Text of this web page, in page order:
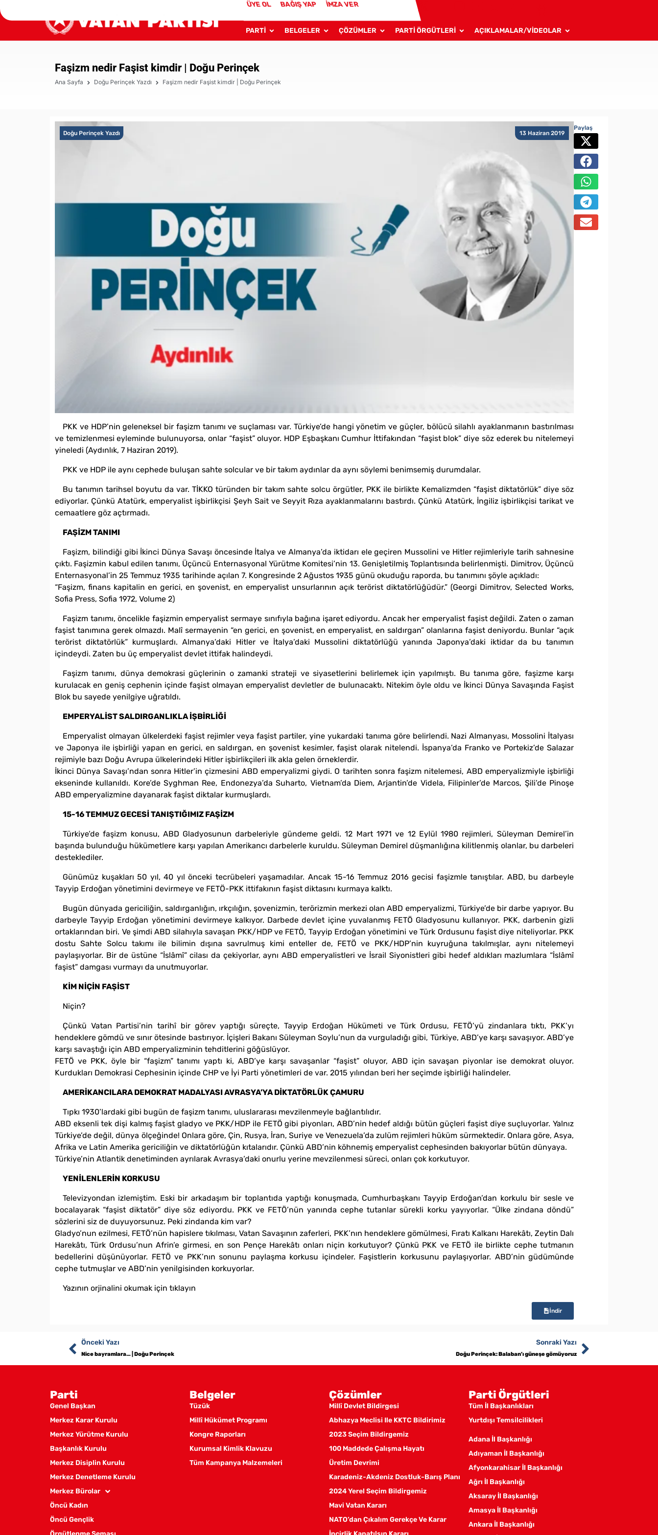
ÜYE OL BAĞIŞ YAP İMZA VER
PARTİ BELGELER ÇÖZÜMLER PARTİ ÖRGÜTLERİ AÇIKLAMALAR/VİDEOLAR
Faşizm nedir Faşist kimdir | Doğu Perinçek
Ana Sayfa Doğu Perinçek Yazdı Faşizm nedir Faşist kimdir | Doğu Perinçek
13 Haziran 2019
Doğu Perinçek Yazdı
PKK ve HDP’nin geleneksel bir faşizm tanımı ve suçlaması var. Türkiye’de hangi yönetim ve güçler, bölücü silahlı ayaklanmanın bastırılması
ve temizlenmesi eyleminde bulunuyorsa, onlar “faşist” oluyor. HDP Eşbaşkanı Cumhur İttifakından “faşist blok” diye söz ederek bu nitelemeyi
yineledi (Aydınlık, 7 Haziran 2019).
PKK ve HDP ile aynı cephede buluşan sahte solcular ve bir takım aydınlar da aynı söylemi benimsemiş durumdalar.
Bu tanımın tarihsel boyutu da var. TİKKO türünden bir takım sahte solcu örgütler, PKK ile birlikte Kemalizmden “faşist diktatörlük” diye söz
ediyorlar. Çünkü Atatürk, emperyalist işbirlikçisi Şeyh Sait ve Seyyit Rıza ayaklanmalarını bastırdı. Çünkü Atatürk, İngiliz işbirlikçisi tarikat ve
cemaatlere göz açtırmadı.
FAŞİZM TANIMI
Faşizm, bilindiği gibi İkinci Dünya Savaşı öncesinde İtalya ve Almanya’da iktidarı ele geçiren Mussolini ve Hitler rejimleriyle tarih sahnesine
çıktı. Faşizmin kabul edilen tanımı, Üçüncü Enternasyonal Yürütme Komitesi’nin 13. Genişletilmiş Toplantısında belirlenmişti. Dimitrov, Üçüncü
Enternasyonal’in 25 Temmuz 1935 tarihinde açılan 7. Kongresinde 2 Ağustos 1935 günü okuduğu raporda, bu tanımını şöyle açıkladı:
“Faşizm, finans kapitalin en gerici, en şovenist, en emperyalist unsurlarının açık terörist diktatörlüğüdür.” (Georgi Dimitrov, Selected Works,
Sofia Press, Sofia 1972, Volume 2)
Faşizm tanımı, öncelikle faşizmin emperyalist sermaye sınıfıyla bağına işaret ediyordu. Ancak her emperyalist faşist değildi. Zaten o zaman
faşist tanımına gerek olmazdı. Malî sermayenin “en gerici, en şovenist, en emperyalist, en saldırgan” olanlarına faşist deniyordu. Bunlar “açık
terörist diktatörlük” kurmuşlardı. Almanya’daki Hitler ve İtalya’daki Mussolini diktatörlüğü yanında Japonya’daki iktidar da bu tanımın
içindeydi. Zaten bu üç emperyalist devlet ittifak halindeydi.
Faşizm tanımı, dünya demokrasi güçlerinin o zamanki strateji ve siyasetlerini belirlemek için yapılmıştı. Bu tanıma göre, faşizme karşı
kurulacak en geniş cephenin içinde faşist olmayan emperyalist devletler de bulunacaktı. Nitekim öyle oldu ve İkinci Dünya Savaşında Faşist
Blok bu sayede yenilgiye uğratıldı.
EMPERYALİST SALDIRGANLIKLA İŞBİRLİĞİ
Emperyalist olmayan ülkelerdeki faşist rejimler veya faşist partiler, yine yukardaki tanıma göre belirlendi. Nazi Almanyası, Mossolini İtalyası
ve Japonya ile işbirliği yapan en gerici, en saldırgan, en şovenist kesimler, faşist olarak nitelendi. İspanya’da Franko ve Portekiz’de Salazar
rejimiyle bazı Doğu Avrupa ülkelerindeki Hitler işbirlikçileri ilk akla gelen örneklerdir.
İkinci Dünya Savaşı’ndan sonra Hitler’in çizmesini ABD emperyalizmi giydi. O tarihten sonra faşizm nitelemesi, ABD emperyalizmiyle işbirliği
ekseninde kullanıldı. Kore’de Syghman Ree, Endonezya’da Suharto, Vietnam’da Diem, Arjantin’de Videla, Filipinler’de Marcos, Şili’de Pinoşe
ABD emperyalizmine dayanarak faşist diktalar kurmuşlardı.
15-16 TEMMUZ GECESİ TANIŞTIĞIMIZ FAŞİZM
Türkiye’de faşizm konusu, ABD Gladyosunun darbeleriyle gündeme geldi. 12 Mart 1971 ve 12 Eylül 1980 rejimleri, Süleyman Demirel’in
başında bulunduğu hükümetlere karşı yapılan Amerikancı darbelerle kuruldu. Süleyman Demirel düşmanlığına kilitlenmiş olanlar, bu darbeleri
desteklediler.
Günümüz kuşakları 50 yıl, 40 yıl önceki tecrübeleri yaşamadılar. Ancak 15-16 Temmuz 2016 gecisi faşizmle tanıştılar. ABD, bu darbeyle
Tayyip Erdoğan yönetimini devirmeye ve FETÖ-PKK ittifakının faşist diktasını kurmaya kalktı.
Bugün dünyada gericiliğin, saldırganlığın, ırkçılığın, şovenizmin, terörizmin merkezi olan ABD emperyalizmi, Türkiye’de bir darbe yapıyor. Bu
darbeyle Tayyip Erdoğan yönetimini devirmeye kalkıyor. Darbede devlet içine yuvalanmış FETÖ Gladyosunu kullanıyor. PKK, darbenin gizli
ortaklarından biri. Ve şimdi ABD silahıyla savaşan PKK/HDP ve FETÖ, Tayyip Erdoğan yönetimini ve Türk Ordusunu faşist diye niteliyorlar. PKK
dostu Sahte Solcu takımı ile bilimin dışına savrulmuş kimi enteller de, FETÖ ve PKK/HDP’nin kuyruğuna takılmışlar, aynı nitelemeyi
paylaşıyorlar. Bir de üstüne “İslâmî” cilası da çekiyorlar, aynı ABD emperyalistleri ve İsrail Siyonistleri gibi hedef aldıkları mazlumlara “İslâmî
faşist” damgası vurmayı da unutmuyorlar.
KİM NİÇİN FAŞİST
Niçin?
Çünkü Vatan Partisi’nin tarihî bir görev yaptığı süreçte, Tayyip Erdoğan Hükümeti ve Türk Ordusu, FETÖ’yü zindanlara tıktı, PKK’yı
hendeklere gömdü ve sınır ötesinde bastırıyor. İçişleri Bakanı Süleyman Soylu’nun da vurguladığı gibi, Türkiye, ABD’ye karşı savaşıyor. ABD’ye
karşı savaştığı için ABD emperyalizminin tehditlerini göğüslüyor.
FETÖ ve PKK, öyle bir “faşizm” tanımı yaptı ki, ABD’ye karşı savaşanlar “faşist” oluyor, ABD için savaşan piyonlar ise demokrat oluyor.
Kurdukları Demokrasi Cephesinin içinde CHP ve İyi Parti yönetimleri de var. 2015 yılından beri her seçimde işbirliği halindeler.
AMERİKANCILARA DEMOKRAT MADALYASI AVRASYA’YA DİKTATÖRLÜK ÇAMURU
Tıpkı 1930’lardaki gibi bugün de faşizm tanımı, uluslararası mevzilenmeyle bağlantılıdır.
ABD eksenli tek dişi kalmış faşist gladyo ve PKK/HDP ile FETÖ gibi piyonları, ABD’nin hedef aldığı bütün güçleri faşist diye suçluyorlar. Yalnız
Türkiye’de değil, dünya ölçeğinde! Onlara göre, Çin, Rusya, İran, Suriye ve Venezuela’da zulüm rejimleri hüküm sürmektedir. Onlara göre, Asya,
Afrika ve Latin Amerika gericiliğin ve diktatörlüğün kıtalarıdır. Çünkü ABD’nin köhnemiş emperyalist cephesinden bakıyorlar bütün dünyaya.
Türkiye’nin Atlantik denetiminden ayrılarak Avrasya’daki onurlu yerine mevzilenmesi süreci, onları çok korkutuyor.
YENİLENLERİN KORKUSU
Televizyondan izlemiştim. Eski bir arkadaşım bir toplantıda yaptığı konuşmada, Cumhurbaşkanı Tayyip Erdoğan’dan korkulu bir sesle ve
bocalayarak “faşist diktatör” diye söz ediyordu. PKK ve FETÖ’nün yanında cephe tutanlar sürekli korku yayıyorlar. “Ülke zindana döndü”
sözlerini siz de duyuyorsunuz. Peki zindanda kim var?
Gladyo’nun ezilmesi, FETÖ’nün hapislere tıkılması, Vatan Savaşının zaferleri, PKK’nın hendeklere gömülmesi, Fıratı Kalkanı Harekâtı, Zeytin Dalı
Harekâtı, Türk Ordusu’nun Afrin’e girmesi, en son Pençe Harekâtı onları niçin korkutuyor? Çünkü PKK ve FETÖ ile birlikte cephe tutmanın
bedellerini düşünüyorlar. FETÖ ve PKK’nın sonunu paylaşma korkusu içindeler. Faşistlerin korkusunu paylaşıyorlar. ABD’nin güdümünde
cephe tutmuşlar ve ABD’nin yenilgisinden korkuyorlar.
Yazının orjinalini okumak için tıklayın
İndir
Paylaş
Önceki Yazı
Nice bayramlara… | Doğu Perinçek
Sonraki Yazı
Doğu Perinçek: Balaban’ı güneşe gömüyoruz
Parti
Genel Başkan
Merkez Karar Kurulu
Merkez Yürütme Kurulu
Başkanlık Kurulu
Merkez Disiplin Kurulu
Merkez Denetleme Kurulu
Merkez Bürolar
Öncü Kadın
Öncü Gençlik
Belgeler
Tüzük
Millî Hükümet Programı
Kongre Raporları
Kurumsal Kimlik Klavuzu
Tüm Kampanya Malzemeleri
Çözümler
Millî Devlet Bildirgesi
Abhazya Meclisi Ile KKTC Bildirimiz
2023 Seçim Bildirgemiz
100 Maddede Çalışma Hayatı
Üretim Devrimi
Karadeniz-Akdeniz Dostluk-Barış Planı
2024 Yerel Seçim Bildirgemiz
Mavi Vatan Kararı
NATO’dan Çıkalım Gerekçe Ve Karar
Parti Örgütleri
Tüm İl Başkanlıkları
Yurtdışı Temsilcilikleri
Adana İl Başkanlığı
Adıyaman İl Başkanlığı
Afyonkarahisar İl Başkanlığı
Ağrı İl Başkanlığı
Aksaray İl Başkanlığı
Amasya İl Başkanlığı
Ankara İl Başkanlığı